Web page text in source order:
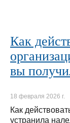
Как
вы
18 февраля 2026 г.
Как
устранила